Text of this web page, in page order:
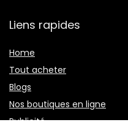
Liens rapides
Home
Tout acheter
Blogs
Nos boutiques en ligne
Publicité